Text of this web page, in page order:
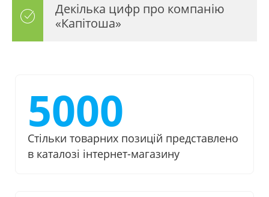
Декілька цифр про компанію
«Капітоша»
5000
Стільки товарних позицій представлено
в каталозі інтернет-магазину